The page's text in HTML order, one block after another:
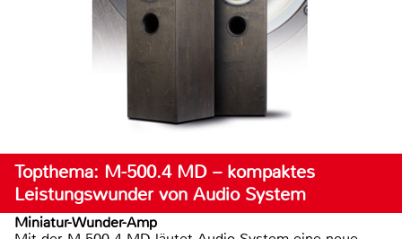
Topthema: M-500.4 MD – kompaktes
Leistungswunder von Audio System
Miniatur-Wunder-Amp